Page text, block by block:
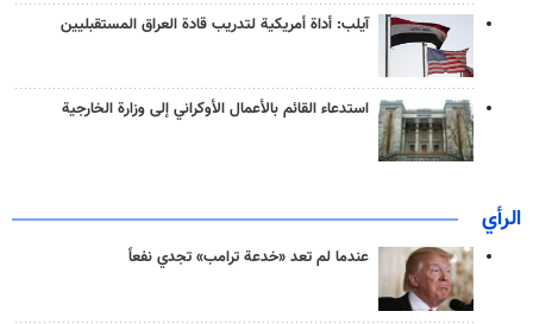
آيلب: أداة أمريكية لتدريب قادة العراق المستقبليين
استدعاء القائم بالأعمال الأوكراني إلى وزارة الخارجية
الرأي
عندما لم تعد «خدعة ترامب» تجدي نفعاً